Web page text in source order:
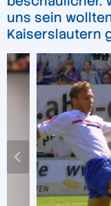
uns sein
Kaiserslautern